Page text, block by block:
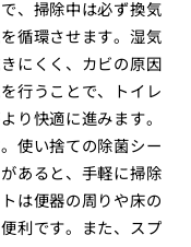
、掃除中は必ず換気
循環させます。湿気
にくく、カビの原因
行うことで、トイレ
り快適に進みます。
使い捨ての除菌シー
あると、手軽に掃除
は便器の周りや床の
利です。また、スプ